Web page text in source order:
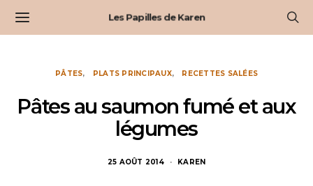
Les Papilles de Karen
PÂTES PLATS PRINCIPAUX RECETTES SALÉES
Pâtes au saumon fumé et aux
légumes
25 AOÛT 2014 KAREN